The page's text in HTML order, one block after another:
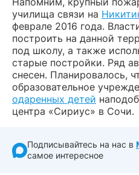
училища связи на
феврале 2016 года.
построить на данной
под школу, а также
старые постройки. Ряд
снесен. Планировалось,
образовательное
одаренных детей
центра «Сириус» в Сочи.
Подписывайтесь на нас в
самое интересное